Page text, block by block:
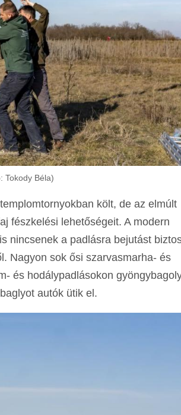
Tokody Béla)
költ, de az elmúlt
fészkelési lehetőségeit. A modern
nincsenek a padlásra bejutást
Nagyon sok ősi szarvasmarha- és
és hodálypadlásokon
autók ütik el.